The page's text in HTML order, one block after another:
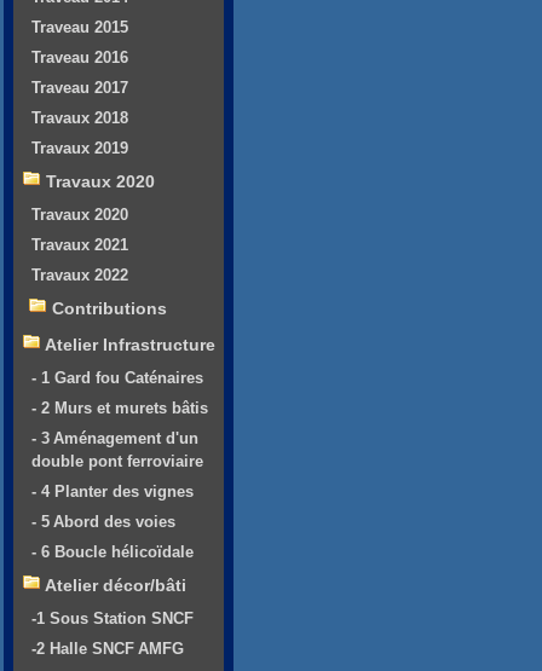
Traveau 2015
Traveau 2016
Traveau 2017
Travaux 2018
Travaux 2019
Travaux 2020
Travaux 2020
Travaux 2021
Travaux 2022
Contributions
Atelier Infrastructure
- 1 Gard fou Caténaires
- 2 Murs et murets bâtis
- 3 Aménagement d'un
double pont ferroviaire
- 4 Planter des vignes
- 5 Abord des voies
- 6 Boucle hélicoïdale
Atelier décor/bâti
-1 Sous Station SNCF
-2 Halle SNCF AMFG